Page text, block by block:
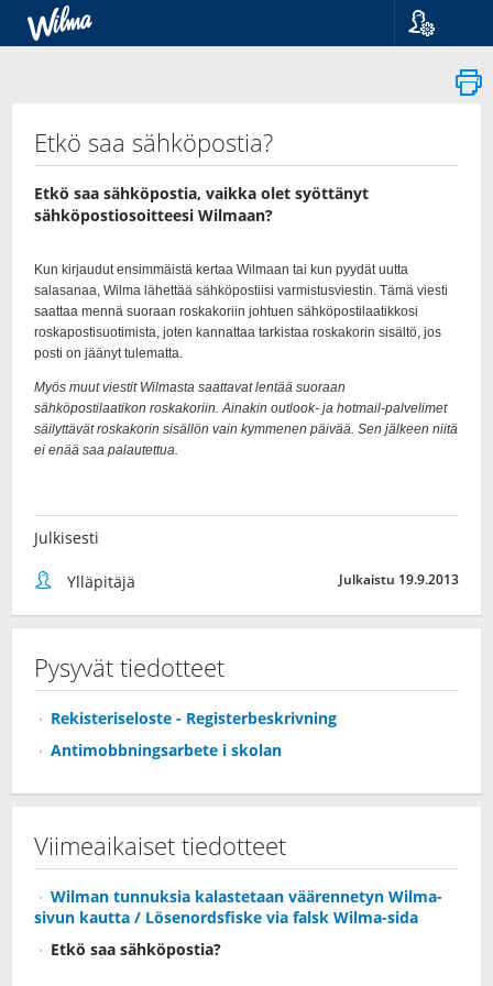
Suomi
Svenska
Etkö saa sähköpostia?
Etkö saa sähköpostia, vaikka olet syöttänyt
sähköpostiosoitteesi Wilmaan?
Julkisesti
Ylläpitäjä Julkaistu 19.9.2013
Pysyvät tiedotteet
Rekisteriseloste - Registerbeskrivning
Antimobbningsarbete i skolan
Viimeaikaiset tiedotteet
Wilman tunnuksia kalastetaan väärennetyn Wilma-
sivun kautta / Lösenordsfiske via falsk Wilma-sida
Etkö saa sähköpostia?